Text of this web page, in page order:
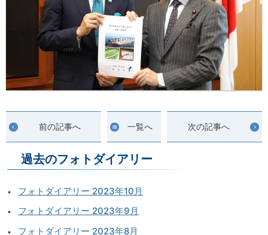
前の記事へ 一覧へ 次の記事へ
過去のフォトダイアリー
フォトダイアリー 2023年10月
フォトダイアリー 2023年9月
フォトダイアリー 2023年8月